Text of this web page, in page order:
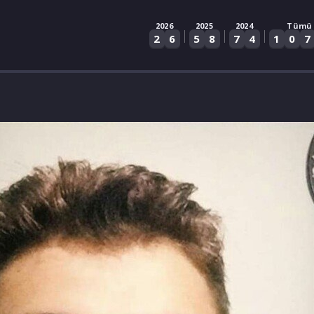
2026
2 6 |
2025
5 8 |
2024
7 4 |
Tümü
1 0 7